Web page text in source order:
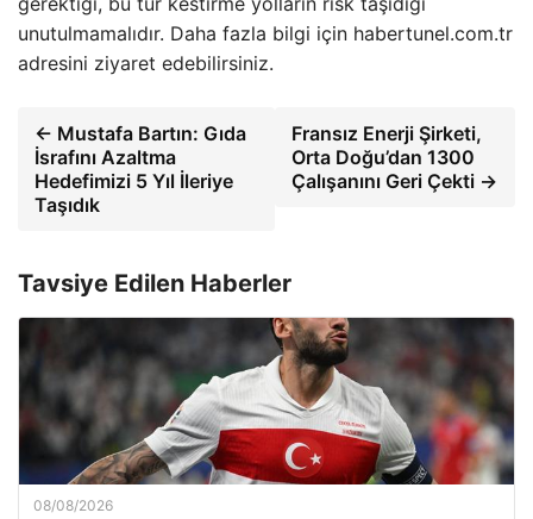
unutulmamalıdır. Daha fazla bilgi için habertunel.com.tr
adresini ziyaret edebilirsiniz.
← Mustafa Bartın: Gıda
İsrafını Azaltma
Hedefimizi 5 Yıl İleriye
Taşıdık
Fransız Enerji Şirketi,
Orta Doğu’dan 1300
Çalışanını Geri Çekti →
Tavsiye Edilen Haberler
08/08/2026